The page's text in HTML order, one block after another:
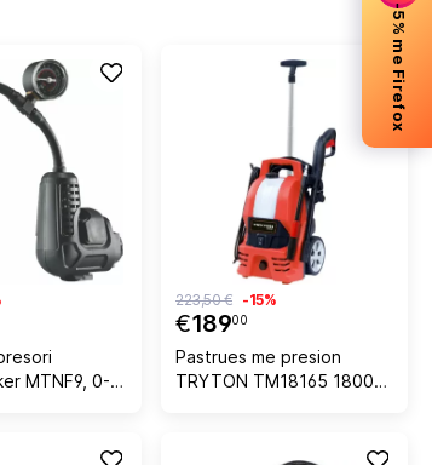
-5% me Firefox
MTNF9, 0-
bar), për vegël
e zezë
€18900
223,50 € -15%
Pastrues me presion
TRYTON TM18165 1800W